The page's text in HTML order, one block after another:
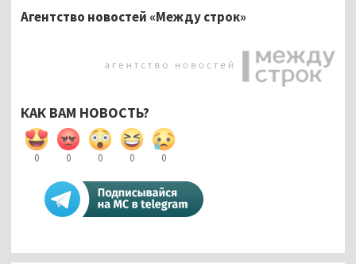
Агентство новостей «Между строк»
КАК ВАМ НОВОСТЬ?
0 0 0 0 0